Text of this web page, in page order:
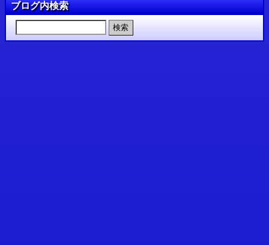
ブログ内検索